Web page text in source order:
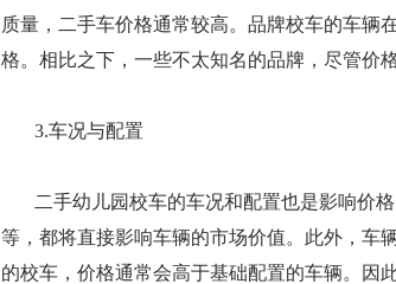
质量，二手车价格通常较高。品牌校车的车辆
格。相比之下，一些不太知名的品牌，尽管价
3.车况与配置
二手幼儿园校车的车况和配置也是影响价
等，都将直接影响车辆的市场价值。此外，车
的校车，价格通常会高于基础配置的车辆。因